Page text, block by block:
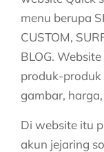
menu berupa
CUSTOM,
BLOG.
produk-produk
gambar,
Di website itu
akun jejaring